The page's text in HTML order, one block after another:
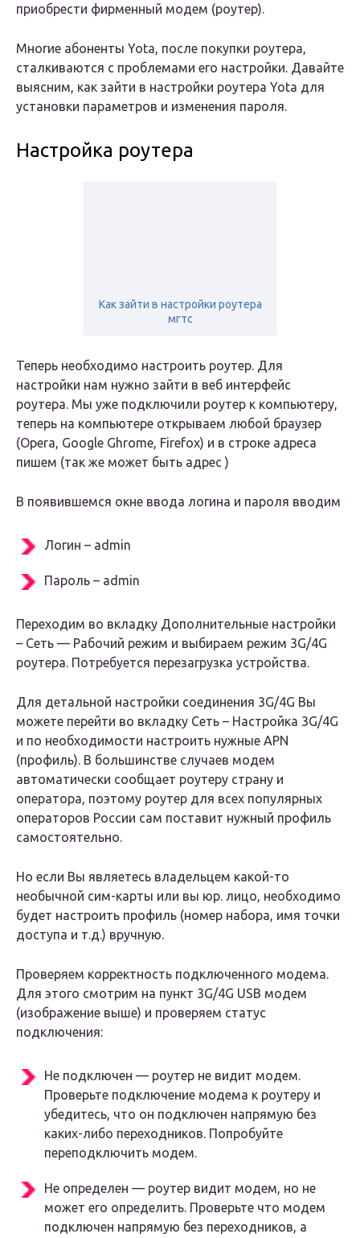
приобрести фирменный модем (роутер).
Многие абоненты Yota, после покупки роутера,
сталкиваются с проблемами его настройки. Давайте
выясним, как зайти в настройки роутера Yota для
установки параметров и изменения пароля.
Настройка роутера
Как зайти в настройки роутера
мгтс
Теперь необходимо настроить роутер. Для
настройки нам нужно зайти в веб интерфейс
роутера. Мы уже подключили роутер к компьютеру,
теперь на компьютере открываем любой браузер
(Opera, Google Ghrome, Firefox) и в строке адреса
пишем (так же может быть адрес )
В появившемся окне ввода логина и пароля вводим
Логин – admin
Пароль – admin
Переходим во вкладку Дополнительные настройки
– Сеть — Рабочий режим и выбираем режим 3G/4G
роутера. Потребуется перезагрузка устройства.
Для детальной настройки соединения 3G/4G Вы
можете перейти во вкладку Сеть – Настройка 3G/4G
и по необходимости настроить нужные APN
(профиль). В большинстве случаев модем
автоматически сообщает роутеру страну и
оператора, поэтому роутер для всех популярных
операторов России сам поставит нужный профиль
самостоятельно.
Но если Вы являетесь владельцем какой-то
необычной сим-карты или вы юр. лицо, необходимо
будет настроить профиль (номер набора, имя точки
доступа и т.д.) вручную.
Проверяем корректность подключенного модема.
Для этого смотрим на пункт 3G/4G USB модем
(изображение выше) и проверяем статус
подключения:
Не подключен — роутер не видит модем.
Проверьте подключение модема к роутеру и
убедитесь, что он подключен напрямую без
каких-либо переходников. Попробуйте
переподключить модем.
Не определен — роутер видит модем, но не
может его определить. Проверьте что модем
подключен напрямую без переходников, а